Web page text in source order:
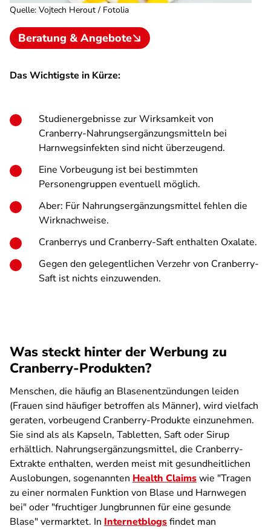
Quelle: Vojtech Herout / Fotolia
Beratung & Angebote
Das Wichtigste in Kürze:
Studienergebnisse zur Wirksamkeit von
Cranberry-Nahrungsergänzungsmitteln bei
Harnwegsinfekten sind nicht überzeugend.
Eine Vorbeugung ist bei bestimmten
Personengruppen eventuell möglich.
Aber: Für Nahrungsergänzungsmittel fehlen die
Wirknachweise.
Cranberrys und Cranberry-Saft enthalten Oxalate.
Gegen den gelegentlichen Verzehr von Cranberry-
Saft ist nichts einzuwenden.
Was steckt hinter der Werbung zu
Cranberry-Produkten?
Menschen, die häufig an Blasenentzündungen leiden
(Frauen sind häufiger betroffen als Männer), wird vielfach
geraten, vorbeugend Cranberry-Produkte einzunehmen.
Sie sind als als Kapseln, Tabletten, Saft oder Sirup
erhältlich. Nahrungsergänzungsmittel, die Cranberry-
Extrakte enthalten, werden meist mit gesundheitlichen
Auslobungen, sogenannten Health Claimswie "Tragen
zu einer normalen Funktion von Blase und Harnwegen
bei" oder "fruchtiger Jungbrunnen für eine gesunde
Blase" vermarktet. In Internetblogsfindet man